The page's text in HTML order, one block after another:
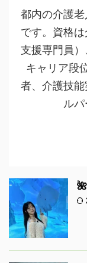
都内の介護
です。資格
支援専門員）
キャリア段
者、介護技
ル